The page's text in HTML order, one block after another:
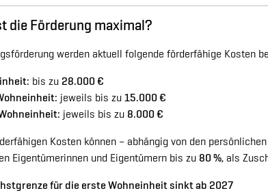
die Förderung maximal?
werden aktuell folgende förderfähige Kosten
bis zu 28.000 €
jeweils bis zu15.000 €
jeweils bis zu 8.000 €
Kosten können – abhängig von den
Eigentümerinnen und Eigentümern bis zu 80 %, als
für die erste Wohneinheit sinkt ab 2027